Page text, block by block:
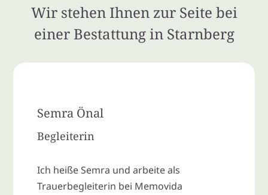
Wir stehen Ihnen zur Seite bei
einer Bestattung in Starnberg
Semra Önal
Begleiterin
Ich heiße Semra und arbeite als
Trauerbegleiterin bei Memovida